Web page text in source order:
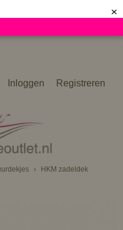
×
Inloggen Registreren
›
HKM zadeldek